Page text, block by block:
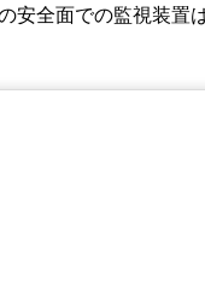
全面での監視装置